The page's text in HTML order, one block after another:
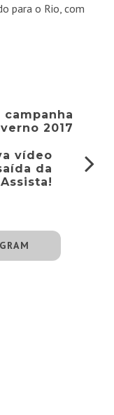
para o Rio, com
2017
vídeo
da